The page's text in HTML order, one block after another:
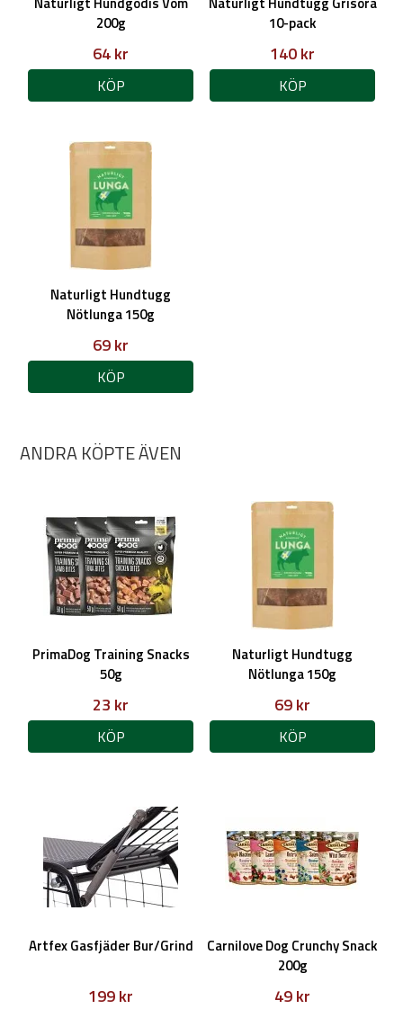
200g
64 kr
KÖP
10-pack
140 kr
KÖP
Naturligt Hundtugg
Nötlunga 150g
69 kr
KÖP
ANDRA KÖPTE ÄVEN
PrimaDog Training Snacks
50g
23 kr
KÖP
Naturligt Hundtugg
Nötlunga 150g
69 kr
KÖP
Artfex Gasfjäder Bur/Grind
199 kr
Carnilove Dog Crunchy Snack
200g
49 kr